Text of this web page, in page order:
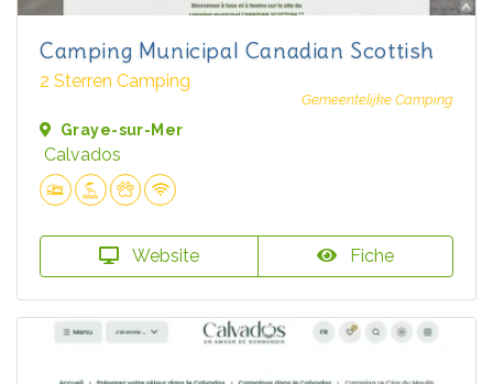
Camping Municipal Canadian Scottish
2 Sterren Camping
Gemeentelijke Camping
Graye-sur-Mer
Calvados
Website Fiche